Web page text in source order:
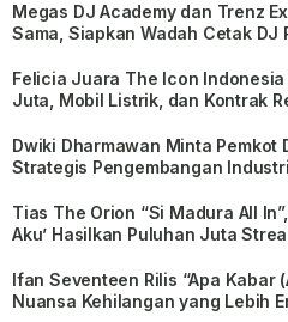
Megas DJ Academy dan Trenz
Sama, Siapkan Wadah Cetak DJ
Felicia Juara The Icon
Juta, Mobil Listrik, dan Kontrak
Dwiki Dharmawan Minta Pemkot
Strategis Pengembangan
Tias The Orion “Si Madura All
Aku’ Hasilkan Puluhan Juta
Ifan Seventeen Rilis “Apa Kabar
Nuansa Kehilangan yang Lebih